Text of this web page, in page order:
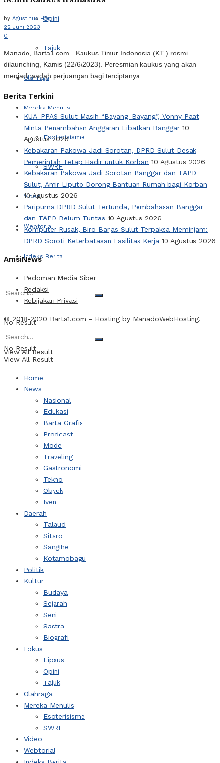
Opini
Tajuk
Olahraga
Mereka Menulis
Esoterisisme
SWRF
Video
Webtorial
Indeks Berita
No Result
View All Result
by Agustinus Hari
22 Juni 2023
0
Manado, Barta1.com - Kaukus Timur Indonesia (KTI) resmi
dilaunching, Kamis (22/6/2023). Peresmian kaukus yang akan
menjadi wadah perjuangan bagi terciptanya ...
Berita Terkini
KUA-PPAS Sulut Masih “Bayang-Bayang”, Vonny Paat
Minta Penambahan Anggaran Libatkan Banggar 10
Agustus 2026
Kebakaran Pakowa Jadi Sorotan, DPRD Sulut Desak
Pemerintah Tetap Hadir untuk Korban 10 Agustus 2026
Kebakaran Pakowa Jadi Sorotan Banggar dan TAPD
Sulut, Amir Liputo Dorong Bantuan Rumah bagi Korban
10 Agustus 2026
Paripurna DPRD Sulut Tertunda, Pembahasan Banggar
dan TAPD Belum Tuntas 10 Agustus 2026
Komputer Rusak, Biro Barjas Sulut Terpaksa Meminjam:
DPRD Soroti Keterbatasan Fasilitas Kerja 10 Agustus 2026
AmsiNews
Pedoman Media Siber
Redaksi
Kebijakan Privasi
© 2018-2020 Barta1.com - Hosting by ManadoWebHosting.
No Result
View All Result
Home
News
Nasional
Edukasi
Barta Grafis
Prodcast
Mode
Traveling
Gastronomi
Tekno
Obyek
Iven
Daerah
Talaud
Sitaro
Sangihe
Kotamobagu
Politik
Kultur
Budaya
Sejarah
Seni
Sastra
Biografi
Fokus
Lipsus
Opini
Tajuk
Olahraga
Mereka Menulis
Esoterisisme
SWRF
Video
Webtorial
Indeks Berita